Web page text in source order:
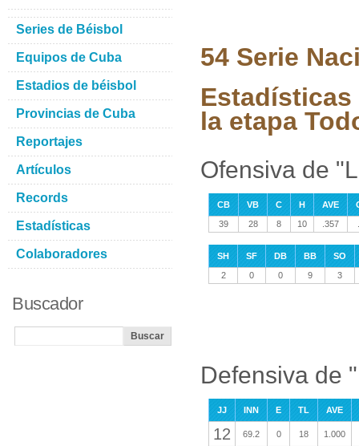
54 Serie
Estadísticas
la etapa
Ofensiva de
CB VB C H AVE
39
28 8 10 .357
SH SF DB BB
SO
2
0 0 9 3
Defensiva de
JJ INN E TL AVE
12 69.2 0 18 1.000
Series de Béisbol
Equipos de Cuba
Estadios de béisbol
Provincias de Cuba
Reportajes
Artículos
Records
Estadísticas
Colaboradores
Buscador